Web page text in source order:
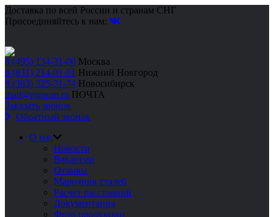
Доставка по всей России и странам СНГ
Присоединяйтесь к нам:
8 (495) 134-31-00 Москва
8 (831) 214-01-01 Нижний Новгород
8 (383) 325-31-74 Новосибирск
mail@rgprom.ru ПОЧТА
Заказать звонок
Обратный звонок
О нас
Новости
Вакансии
Отзывы
Марочник сталей
Расчет расстояний
Документация
Фото продукции